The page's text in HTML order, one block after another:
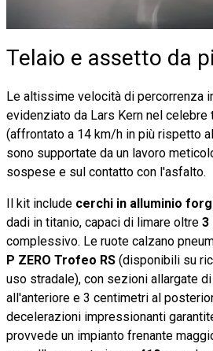
Telaio e assetto da
Le altissime velocità di percorrenza
evidenziato da Lars Kern nel celebre
(affrontato a 14 km/h in più rispetto
sono supportate da un lavoro
sospese e sul contatto con l'asfalto.
Il kit include cerchi in alluminio
dadi in titanio, capaci di limare oltre 3
complessivo. Le ruote calzano
P ZERO Trofeo RS (disponibili su
uso stradale), con sezioni allargate
all'anteriore e 3 centimetri al
decelerazioni impressionanti
provvede un impianto frenante